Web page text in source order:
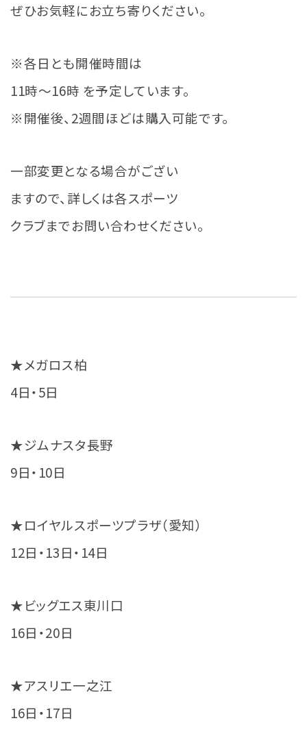
ぜひお気軽にお立ち寄りください。
※各日とも開催時間は
11時～16時 を予定しています。
※開催後、2週間ほどは購入可能です。
一部変更となる場合がござい
ますので、詳しくは各スポーツ
クラブまでお問い合わせください。
★メガロス柏
4日・5日
★ジムナスタ長野
9日・10日
★ロイヤルスポーツプラザ（愛知）
12日・13日・14日
★ビッグエス東川口
16日・20日
★アスリエ一之江
16日・17日